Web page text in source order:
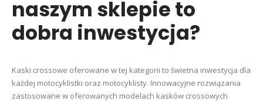
naszym sklepie to
dobra inwestycja?
Kaski crossowe oferowane w tej kategorii to świetna inwestycja dla
każdej motocyklistki oraz motocyklisty. Innowacyjne rozwiązania
zastosowane w oferowanych modelach kasków crossowych